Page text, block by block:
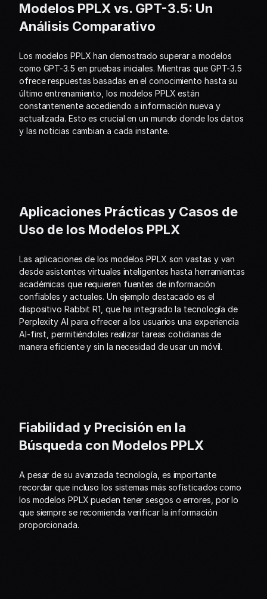
Modelos PPLX vs. GPT-3.5: Un
Análisis Comparativo
Los modelos PPLX han demostrado superar a modelos
como GPT-3.5 en pruebas iniciales. Mientras que GPT-3.5
ofrece respuestas basadas en el conocimiento hasta su
último entrenamiento, los modelos PPLX están
constantemente accediendo a información nueva y
actualizada. Esto es crucial en un mundo donde los datos
y las noticias cambian a cada instante.
Aplicaciones Prácticas y Casos de
Uso de los Modelos PPLX
Las aplicaciones de los modelos PPLX son vastas y van
desde asistentes virtuales inteligentes hasta herramientas
académicas que requieren fuentes de información
confiables y actuales. Un ejemplo destacado es el
dispositivo Rabbit R1, que ha integrado la tecnología de
Perplexity AI para ofrecer a los usuarios una experiencia
AI-first, permitiéndoles realizar tareas cotidianas de
manera eficiente y sin la necesidad de usar un móvil.
Fiabilidad y Precisión en la
Búsqueda con Modelos PPLX
A pesar de su avanzada tecnología, es importante
recordar que incluso los sistemas más sofisticados como
los modelos PPLX pueden tener sesgos o errores, por lo
que siempre se recomienda verificar la información
proporcionada.